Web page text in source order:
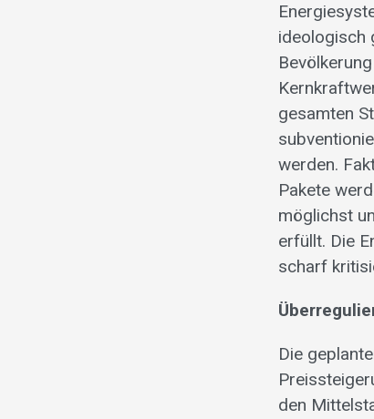
ideologisch
gesamten
werden.
Pakete
möglichst
erfüllt. Die
scharf
Die
den